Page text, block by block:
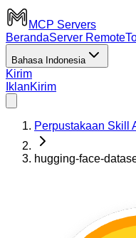
MCP Servers
BerandaServer Remote
Bahasa Indonesia
Kirim
IklanKirim
Perpustakaan Skill
hugging-face-